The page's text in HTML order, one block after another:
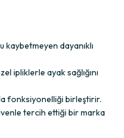
kaybetmeyen dayanıklı
ipliklerle ayak sağlığını
fonksiyonelliği birleştirir.
tercih ettiği bir marka